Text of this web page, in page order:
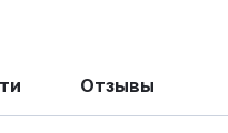
Отзывы